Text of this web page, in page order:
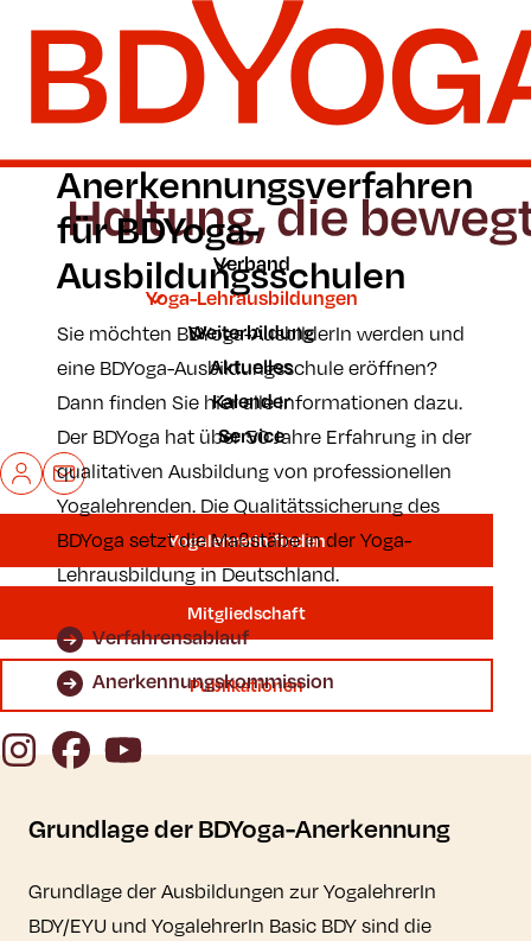
Zum Hauptinhalt der Seite springen
Zur Startseite navigieren
Verband
Yoga-Lehrausbildungen
Weiterbildung
Aktuelles
Kalender
Service
Mein BDYoga
Kontakt
YogalehrerIn finden
Mitgliedschaft
Publikationen
InstagramFacebook
YouTube
Anerkennungsverfahren
für BDYoga-
Ausbildungsschulen
Sie möchten BDYoga-AusbilderIn werden und
eine BDYoga-Ausbildungsschule eröffnen?
Dann finden Sie hier alle Informationen dazu.
Der BDYoga hat über 50 Jahre Erfahrung in der
qualitativen Ausbildung von professionellen
Yogalehrenden. Die Qualitätssicherung des
BDYoga setzt die Maßstäbe in der Yoga-
Lehrausbildung in Deutschland.
Verfahrensablauf
Anerkennungskommission
Grundlage der BDYoga-Anerkennung
Grundlage der Ausbildungen zur YogalehrerIn
BDY/EYU und YogalehrerIn Basic BDY sind die